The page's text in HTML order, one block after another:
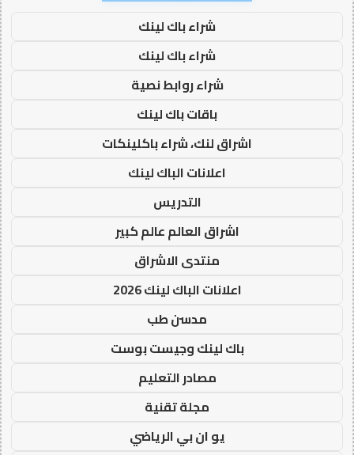
شراء باك لينك
شراء باك لينك
شراء روابط نصية
باقات باك لينك
اشراق لنك، شراء باكلينكات
اعلانات الباك لينك
التدريس
اشراق العالم عالم كبير
منتدى الاشراق
اعلانات الباك لينك 2026
مدسن طب
باك لينك وجيست بوست
مصادر التعليم
مجلة تقنية
يو ان بي الرياضي